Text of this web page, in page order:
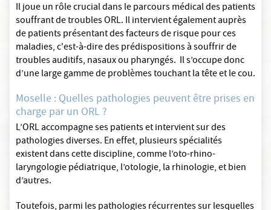
Il joue un rôle crucial dans le parcours médical des patients
souffrant de troubles ORL. Il intervient également auprès
de patients présentant des facteurs de risque pour ces
maladies, c'est-à-dire des prédispositions à souffrir de
troubles auditifs, nasaux ou pharyngés. Il s’occupe donc
d’une large gamme de problèmes touchant la tête et le cou.
Moselle : Quelles pathologies peuvent être prises en
charge par un ORL ?
L’ORL accompagne ses patients et intervient sur des
pathologies diverses. En effet, plusieurs spécialités
existent dans cette discipline, comme l’oto-rhino-
laryngologie pédiatrique, l’otologie, la rhinologie, et bien
d’autres.
Toutefois, parmi les pathologies récurrentes sur lesquelles